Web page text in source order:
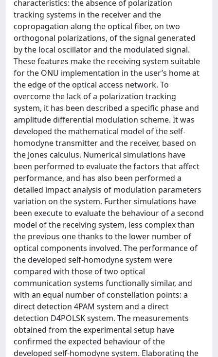
characteristics: the absence of polarization
tracking systems in the receiver and the
copropagation along the optical fiber, on two
orthogonal polarizations, of the signal generated
by the local oscillator and the modulated signal.
These features make the receiving system suitable
for the ONU implementation in the user’s home at
the edge of the optical access network. To
overcome the lack of a polarization tracking
system, it has been described a specific phase and
amplitude differential modulation scheme. It was
developed the mathematical model of the self-
homodyne transmitter and the receiver, based on
the Jones calculus. Numerical simulations have
been performed to evaluate the factors that affect
performance, and has also been performed a
detailed impact analysis of modulation parameters
variation on the system. Further simulations have
been execute to evaluate the behaviour of a second
model of the receiving system, less complex than
the previous one thanks to the lower number of
optical components involved. The performance of
the developed self-homodyne system were
compared with those of two optical
communication systems functionally similar, and
with an equal number of constellation points: a
direct detection 4PAM system and a direct
detection D4POLSK system. The measurements
obtained from the experimental setup have
confirmed the expected behaviour of the
developed self-homodyne system. Elaborating the